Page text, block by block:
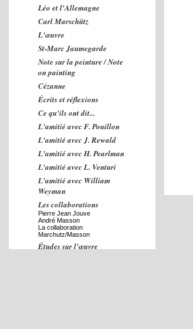
Léo et l'Allemagne
Carl Marschütz
L'œuvre
St-Marc Jaumegarde
Note sur la peinture / Note
on painting
Cézanne
Écrits et réflexions
Ce qu'ils ont dit...
L'amitié avec F. Pouillon
L'amitié avec J. Rewald
L'amitié avec H. Pearlman
L'amitié avec L. Venturi
L'amitié avec William
Weyman
Les collaborations
Pierre Jean Jouve
André Masson
La collaboration
Marchutz/Masson
Études sur l'œuvre